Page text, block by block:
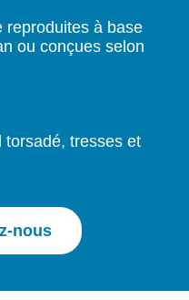
reproduites à base
ou conçues selon
torsadé, tresses et
nous